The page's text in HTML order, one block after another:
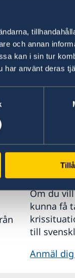
och annan
kan i sin tur
har använt deras
Om du
kunna få
till
Anmäl